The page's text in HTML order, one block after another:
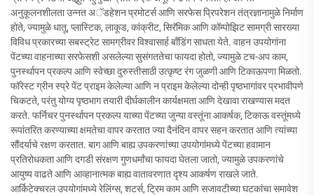
अनुकूलनशीलता उन्नत अॅडहेशन प्रमोटर्स आणि सरफेस प्रिपरेशन तंत्रज्ञानामुळे निर्माण
होते, ज्यामुळे धातू, प्लास्टिक, लाकूड, कांक्रीट, सिरॅमिक आणि कॉम्पोझिट सामग्री सारख्या
विविध प्रकारच्या सबस्ट्रेट सामग्रीवर विश्वासार्ह बाँडिंग साधता येते. वाहन उपयोगांना
पेंटच्या वाहनाच्या सरफेसशी असलेल्या सुसंगततेचा फायदा होतो, ज्यामुळे टच-अप काम,
पुनर्स्थापन प्रकल्प आणि स्वेच्छा दुरुस्तीसाठी उत्कृष्ट रंग जुळणी आणि टिकाऊपणा मिळतो.
फॉरेस्ट ग्रीन स्प्रे पेंट प्राइम केलेल्या आणि न प्राइम केलेल्या दोन्ही पृष्ठभागांवर प्रभावीपणे
चिकटते, परंतु योग्य पृष्ठभाग तयारी दीर्घकालीन कार्यक्षमता आणि देखावा राखण्यास मदत
करते. फर्निचर पुनर्स्थापन प्रकल्प याच्या पेंटच्या जुन्या वस्तूंना आकर्षक, टिकाऊ वस्तूंमध्ये
रूपांतरित करण्याच्या क्षमतेचा वापर करतात ज्या दैनंदिन वापर सहन करतात आणि त्यांच्या
सौंदर्याचे रक्षण करतात. बाग आणि बाह्य उपकरणांच्या उपयोगांमध्ये पेंटच्या हवामान
प्रतिरोधकता आणि दगडी संरक्षण गुणधर्मांचा फायदा घेतला जातो, ज्यामुळे उपकरणांचे
आयुष्य वाढते आणि आव्हानात्मक बाह्य वातावरणात दृश्य आकर्षण राखले जाते.
आर्किटेक्चरल उपयोगांमध्ये रेलिंग्स, शटर्स, ट्रिम काम आणि सजावटीच्या घटकांचा समावेश